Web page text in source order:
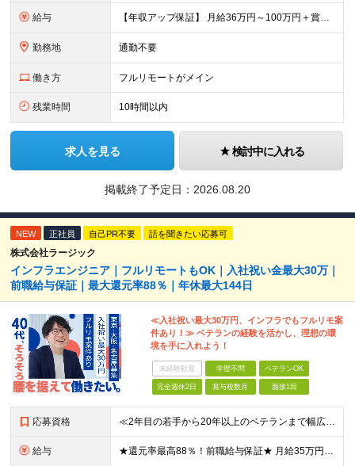
給与 【年収アップ保証】 月給36万円～100万円＋賞与（年3回）＋諸手当 ◆想定年収432万円〜1200万円(経験・スキルを考慮し決定) ※年収アップ保証付帯 ◆基本給には⽉20時間分の固定残業代(31,
勤務地 通勤不要
働き方 フルリモートがメイン
残業時間 10時間以内
求人を見る 検討中に入れる
掲載終了予定日： 2026.08.20
NEW 正社員 自己PR不要 話を聞きたい応募可
株式会社ラージック
インフラエンジニア｜フルリモートもOK｜入社祝い金最大30万｜
前職給与保証｜最大還元率88％｜年休最大144日
≪入社祝い最大30万円、インフラでもフルリモ案
件あり！≫ ベテランの経験を活かし、理想の環
境を手に入れよう！
未経験歓迎 学歴不問 ベテランOK
完全週休2日 賞与複数月 面接1回
応募資格 ≪2年目の若手から20年以上のベテランまで幅広く活躍！≫ ■インフラエンジニアとしての実務経験をお持ちの方 ┗サーバ・ネットワークいずれかのみでも可 ┗オンプレミスのみ経験者もOK ┗リーダー経験など
給与 ★還元率最高88％！前職給与保証★ 月給35万円～＋賞与年2回 ★還元率は案件単価の76～88％！ ★入社祝い金10～30万円！住宅・在宅・家族など手当充実！ ◎経験・スキルなどを考慮し、優遇し